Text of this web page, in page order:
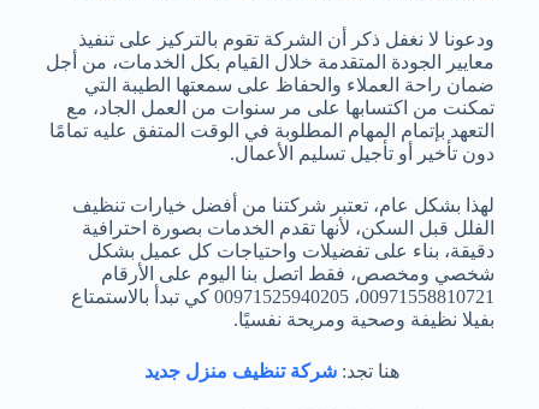
ودعونا لا نغفل ذكر أن الشركة تقوم بالتركيز على تنفيذ
معايير الجودة المتقدمة خلال القيام بكل الخدمات، من أجل
ضمان راحة العملاء والحفاظ على سمعتها الطيبة التي
تمكنت من اكتسابها على مر سنوات من العمل الجاد، مع
التعهد بإتمام المهام المطلوبة في الوقت المتفق عليه تمامًا
دون تأخير أو تأجيل تسليم الأعمال.
لهذا بشكل عام، تعتبر شركتنا من أفضل خيارات تنظيف
الفلل قبل السكن، لأنها تقدم الخدمات بصورة احترافية
دقيقة، بناء على تفضيلات واحتياجات كل عميل بشكل
شخصي ومخصص، فقط اتصل بنا اليوم على الأرقام
00971558810721، 00971525940205 كي تبدأ بالاستمتاع
بفيلا نظيفة وصحية ومريحة نفسيًا.
هنا تجد: شركة تنظيف منزل جديد